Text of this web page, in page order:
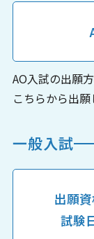
AO入試の出願
こちらから出願
一般入試
出願
試験